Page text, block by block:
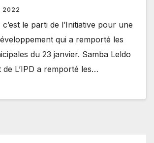
2022
le parti de l’Initiative pour une
qui a remporté les
du 23 janvier. Samba Leldo
de L’IPD a remporté les…